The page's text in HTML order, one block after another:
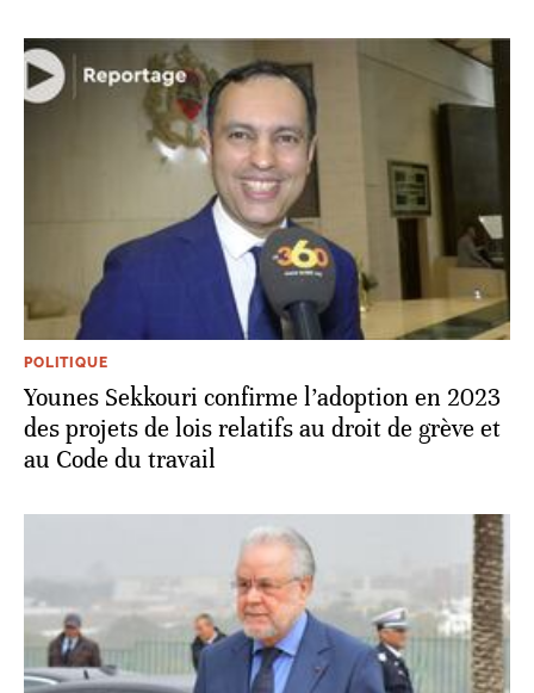
POLITIQUE
Younes Sekkouri confirme l’adoption en 2023
des projets de lois relatifs au droit de grève et
au Code du travail